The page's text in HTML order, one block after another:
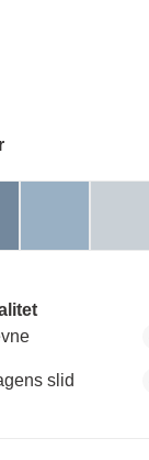
slid